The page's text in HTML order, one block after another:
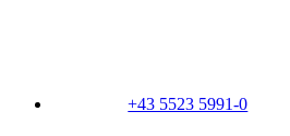
+43 5523 5991-0